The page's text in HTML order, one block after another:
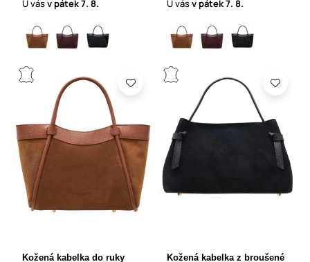
U vásv pátek7. 8. U vásv pátek7. 8.
Kožená kabelka do ruky
Kožená kabelka z broušené